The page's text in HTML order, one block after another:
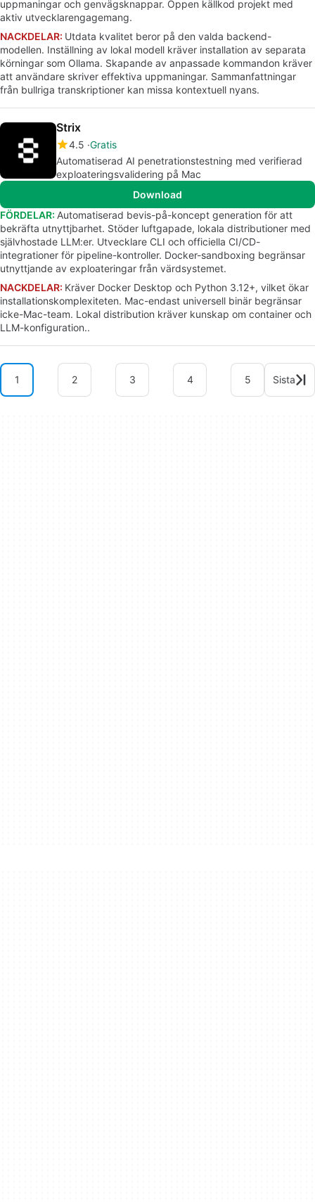
uppmaningar och genvägsknappar. Öppen källkod projekt med
aktiv utvecklarengagemang.
NACKDELAR: Utdata kvalitet beror på den valda backend-
modellen. Inställning av lokal modell kräver installation av separata
körningar som Ollama. Skapande av anpassade kommandon kräver
att användare skriver effektiva uppmaningar. Sammanfattningar
från bullriga transkriptioner kan missa kontextuell nyans.
Strix
4.5 Gratis
Automatiserad AI penetrationstestning med verifierad
exploateringsvalidering på Mac
Download
FÖRDELAR: Automatiserad bevis-på-koncept generation för att
bekräfta utnyttjbarhet. Stöder luftgapade, lokala distributioner med
självhostade LLM:er. Utvecklare CLI och officiella CI/CD-
integrationer för pipeline-kontroller. Docker-sandboxing begränsar
utnyttjande av exploateringar från värdsystemet.
NACKDELAR: Kräver Docker Desktop och Python 3.12+, vilket ökar
installationskomplexiteten. Mac-endast universell binär begränsar
icke-Mac-team. Lokal distribution kräver kunskap om container och
LLM-konfiguration..
1 2 3 4 5 Sista